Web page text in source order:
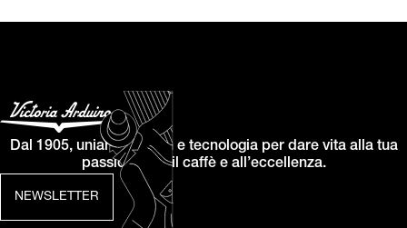
NEWSLETTER
Dal 1905, uniamo design e tecnologia per dare vita alla tua
passione per il caffè e all’eccellenza.